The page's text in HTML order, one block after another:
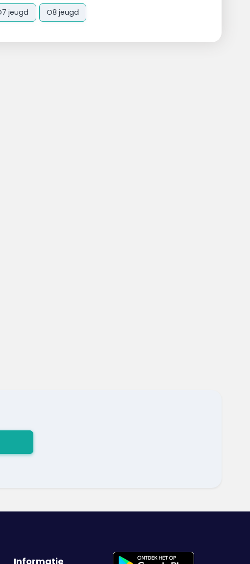
jeugd O8 jeugd
Informatie